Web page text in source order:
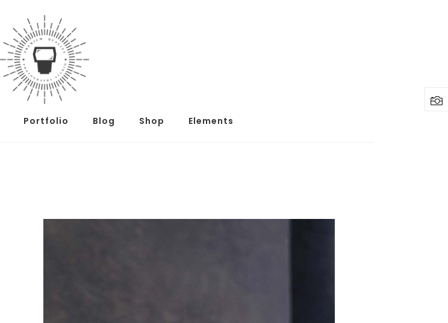
Portfolio Blog Shop Elements